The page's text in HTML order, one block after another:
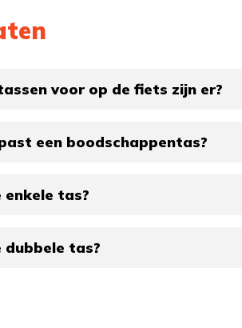
voor op de fiets zijn er?
een boodschappentas?
tas?
tas?